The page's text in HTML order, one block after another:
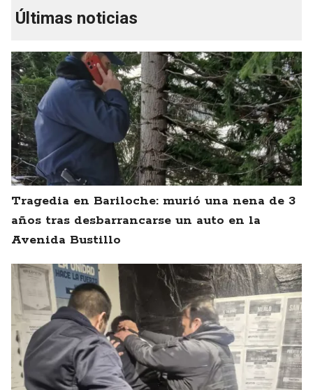
Últimas noticias
Tragedia en Bariloche: murió una nena de 3
años tras desbarrancarse un auto en la
Avenida Bustillo